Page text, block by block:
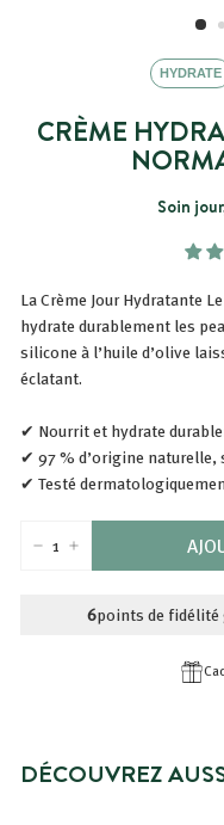
HYDRATE
CRÈME
Soin
La Crème Jour Hydratante
hydrate durablement les
silicone à l’huile d’olive
éclatant.
✔ Nourrit et hydrate
✔ 97 % d’origine naturelle,
✔ Testé
+
6points de fidélité
DÉCOUVREZ